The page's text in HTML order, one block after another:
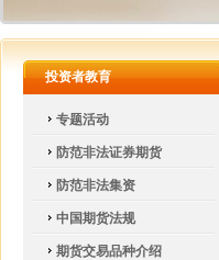
投资者教育
专题活动
防范非法证券期货
防范非法集资
中国期货法规
期货交易品种介绍